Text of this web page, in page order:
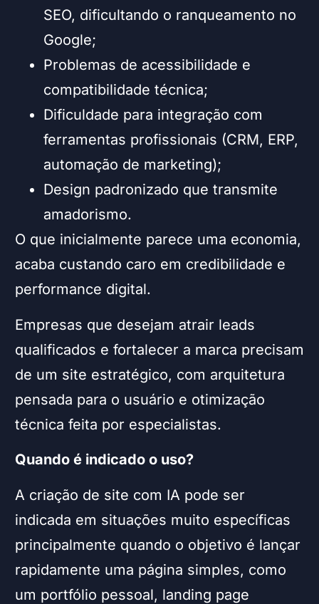
SEO, dificultando o ranqueamento no
Google;
Problemas de acessibilidade e
compatibilidade técnica;
Dificuldade para integração com
ferramentas profissionais (CRM, ERP,
automação de marketing);
Design padronizado que transmite
amadorismo.
O que inicialmente parece uma economia,
acaba custando caro em credibilidade e
performance digital.
Empresas que desejam atrair leads
qualificados e fortalecer a marca precisam
de um site estratégico, com arquitetura
pensada para o usuário e otimização
técnica feita por especialistas.
Quando é indicado o uso?
A criação de site com IA pode ser
indicada em situações muito específicas
principalmente quando o objetivo é lançar
rapidamente uma página simples, como
um portfólio pessoal, landing page